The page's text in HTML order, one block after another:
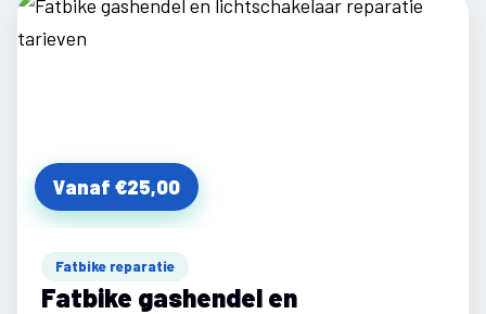
Vanaf €25,00
Fatbike reparatie
Fatbike gashendel en